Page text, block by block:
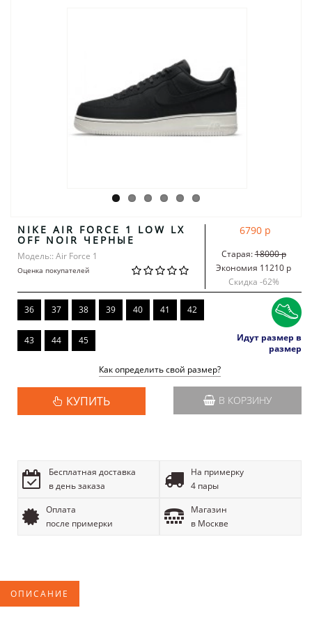
NIKE AIR FORCE 1 LOW LX
OFF NOIR ЧЕРНЫЕ
Модель:: Air Force 1
Оценка покупателей
6790 р
Старая:18000 р
Экономия 11210 р
Скидка -62%
36 37 38 39 40 41 42
43 44 45
Идут размер в
размер
Как определить свой размер?
КУПИТЬ В КОРЗИНУ
Бесплатная доставка
в день заказа
На примерку
4 пары
Оплата
после примерки
Магазин
в Москве
ОПИСАНИЕ